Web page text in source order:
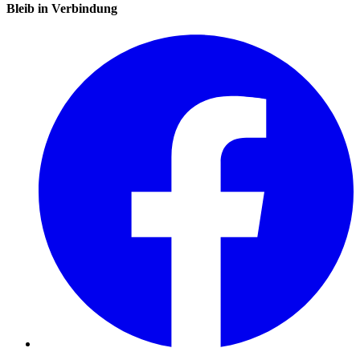
Bleib in Verbindung